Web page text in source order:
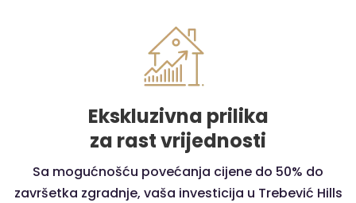
Ekskluzivna prilika
za rast vrijednosti
Sa mogućnošću povećanja cijene do 50% do
završetka zgradnje, vaša investicija u Trebević Hills